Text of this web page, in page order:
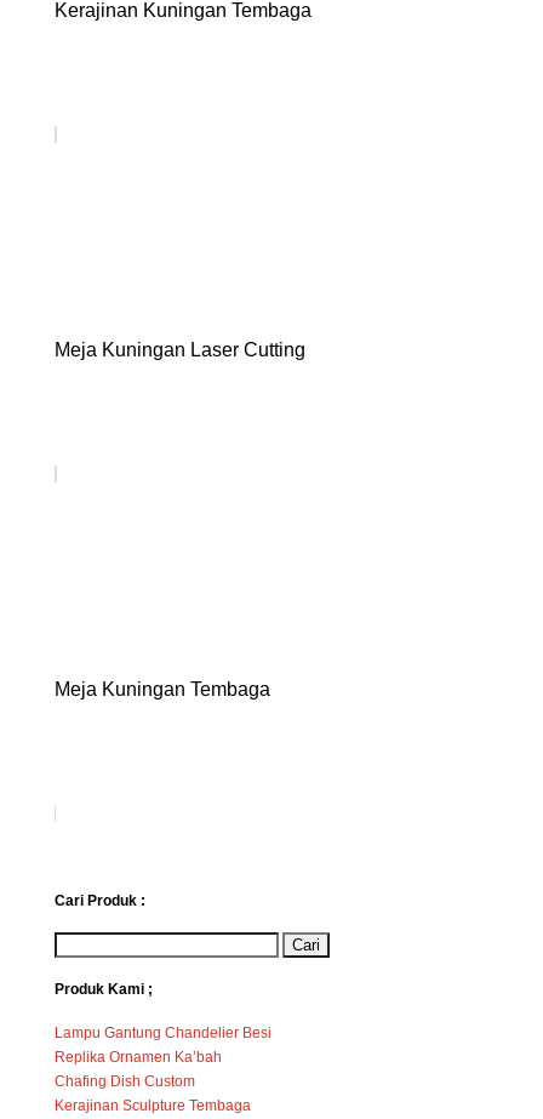
Kerajinan Kuningan Tembaga
Meja Kuningan Laser Cutting
Meja Kuningan Tembaga
Cari Produk :
Produk Kami ;
Lampu Gantung Chandelier Besi
Replika Ornamen Ka’bah
Chafing Dish Custom
Kerajinan Sculpture Tembaga